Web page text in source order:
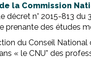
la Commission
décret n° 2015-813
prenante des études
du Conseil National
« le CNU* des